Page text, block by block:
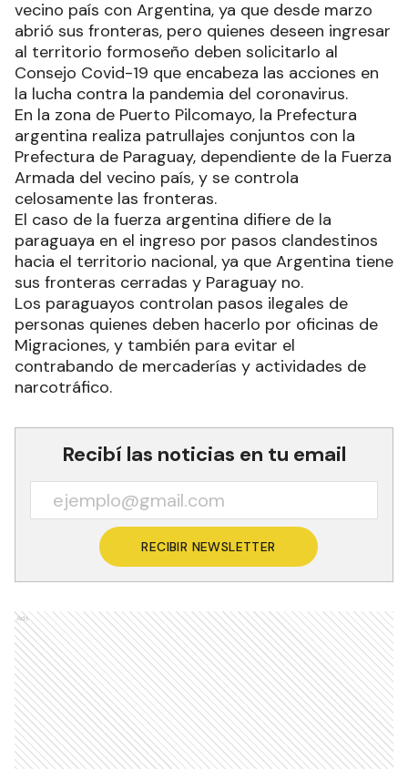
vecino país con Argentina, ya que desde marzo
abrió sus fronteras, pero quienes deseen ingresar
al territorio formoseño deben solicitarlo al
Consejo Covid-19 que encabeza las acciones en
la lucha contra la pandemia del coronavirus.
En la zona de Puerto Pilcomayo, la Prefectura
argentina realiza patrullajes conjuntos con la
Prefectura de Paraguay, dependiente de la Fuerza
Armada del vecino país, y se controla
celosamente las fronteras.
El caso de la fuerza argentina difiere de la
paraguaya en el ingreso por pasos clandestinos
hacia el territorio nacional, ya que Argentina tiene
sus fronteras cerradas y Paraguay no.
Los paraguayos controlan pasos ilegales de
personas quienes deben hacerlo por oficinas de
Migraciones, y también para evitar el
contrabando de mercaderías y actividades de
narcotráfico.
Recibí las noticias en tu email
RECIBIR NEWSLETTER
Ads